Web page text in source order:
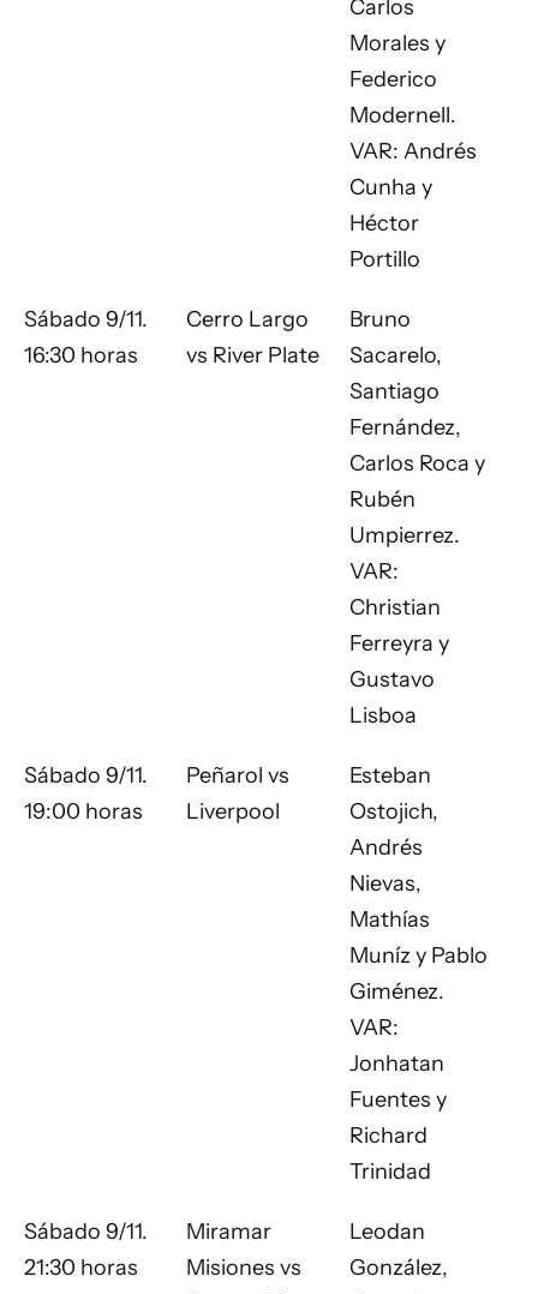
Carlos
Morales y
Federico
Modernell.
VAR: Andrés
Cunha y
Héctor
Portillo
Sábado 9/11.
16:30 horas
Cerro Largo
vs River Plate
Bruno
Sacarelo,
Santiago
Fernández,
Carlos Roca y
Rubén
Umpierrez.
VAR:
Christian
Ferreyra y
Gustavo
Lisboa
Sábado 9/11.
19:00 horas
Peñarol vs
Liverpool
Esteban
Ostojich,
Andrés
Nievas,
Mathías
Muníz y Pablo
Giménez.
VAR:
Jonhatan
Fuentes y
Richard
Trinidad
Sábado 9/11.
21:30 horas
Miramar
Misiones vs
Leodan
González,